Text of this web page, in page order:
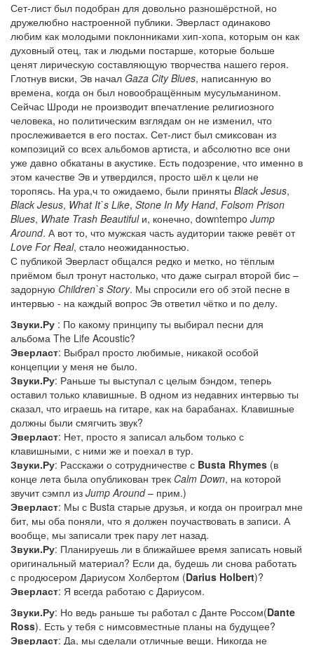
Сет-лист был подобран для довольно разношёрстной, но
дружелюбно настроенной публики. Эверласт одинаково
любим как молодыми поклонниками хип-хопа, которым он как
духовный отец, так и людьми постарше, которые больше
ценят лирическую составляющую творчества нашего героя.
Глотнув виски, Эв начал Gaza City Blues, написанную во
времена, когда он был новообращённым мусульманином.
Сейчас Шроди не производит впечатление религиозного
человека, но политическим взглядам он не изменил, что
прослеживается в его постах. Сет-лист был смиксован из
композиций со всех альбомов артиста, и абсолютно все они
уже давно обкатаны в акустике. Есть подозрение, что именно в
этом качестве Эв и утвердился, просто шёл к цели не
торопясь. На ура,ч то ожидаемо, были приняты Black Jesus,
Black Jesus, What It`s Like, Stone In My Hand, Folsom Prison
Blues, Whate Trash Beautifulи, конечно, downtempo Jump
Around. А вот то, что мужская часть аудитории также ревёт от
Love For Real, стало неожиданностью.
С публикой Эверласт общался редко и метко, но тёплым
приёмом был тронут настолько, что даже сыграл второй бис –
задорную Children`s Story. Мы спросили его об этой песне в
интервью - на каждый вопрос Эв ответил чётко и по делу.
Звуки.Ру : По какому принципу ты выбирал песни для
альбома The Life Acoustic?
Эверласт: Выбрал просто любимые, никакой особой
концепции у меня не было.
Звуки.Ру: Раньше ты выступал с целым бэндом, теперь
оставил только клавишные. В одном из недавних интервью ты
сказал, что играешь на гитаре, как на барабанах. Клавишные
должны были смягчить звук?
Эверласт: Нет, просто я записал альбом только с
клавишными, с ними же и поехал в тур.
Звуки.Ру: Расскажи о сотрудничестве с Busta Rhymes (в
конце лета была опубликован трек Calm Down, на которой
звучит сэмпл из Jump Around– прим.)
Эверласт: Мы с Busta старые друзья, и когда он проиграл мне
бит, мы оба поняли, что я должен поучаствовать в записи. А
вообще, мы записали трек пару лет назад.
Звуки.Ру: Планируешь ли в ближайшее время записать новый
оригинальный материал? Если да, будешь ли снова работать
с продюсером Дариусом Холбертом (Darius Holbert)?
Эверласт: Я всегда работаю с Дариусом.
Звуки.Ру: Но ведь раньше ты работал с Данте Россом(Dante
Ross). Есть у тебя с нимсовместные планы на будущее?
Эверласт: Да, мы сделали отличные вещи. Никогда не